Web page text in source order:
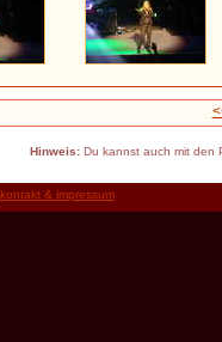
Hinweis:Du kannst auch mit den
kontakt & impressum